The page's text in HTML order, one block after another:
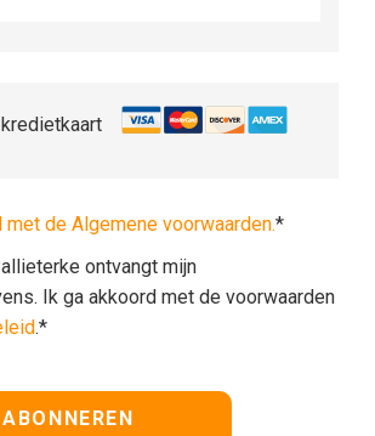
met de Algemene voorwaarden.*
ontvangt mijn
Ik ga akkoord met de voorwaarden
.*